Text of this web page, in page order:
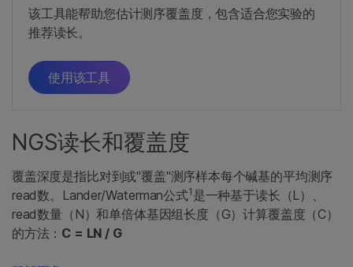
该工具能帮助您估计测序覆盖度，包含适合您实验的
推荐读长。
使用该工具
NGS读长和覆盖度
覆盖深度是指比对到或"覆盖"测序样本每个碱基的平均测序
read数。Lander/Waterman公式1 是一种基于读长（L）、
read数量（N）和单倍体基因组长度（G）计算覆盖度（C）
的方法： C = LN / G